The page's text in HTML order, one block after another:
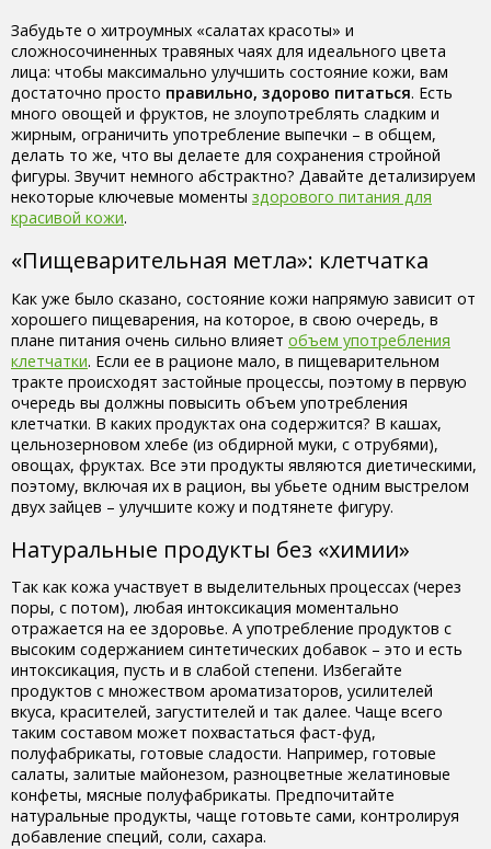
Забудьте о хитроумных «салатах красоты» и
сложносочиненных травяных чаях для идеального цвета
лица: чтобы максимально улучшить состояние кожи, вам
достаточно просто правильно, здорово питаться. Есть
много овощей и фруктов, не злоупотреблять сладким и
жирным, ограничить употребление выпечки – в общем,
делать то же, что вы делаете для сохранения стройной
фигуры. Звучит немного абстрактно? Давайте детализируем
некоторые ключевые моменты здорового питания для
красивой кожи.
«Пищеварительная метла»: клетчатка
Как уже было сказано, состояние кожи напрямую зависит от
хорошего пищеварения, на которое, в свою очередь, в
плане питания очень сильно влияет объем употребления
клетчатки. Если ее в рационе мало, в пищеварительном
тракте происходят застойные процессы, поэтому в первую
очередь вы должны повысить объем употребления
клетчатки. В каких продуктах она содержится? В кашах,
цельнозерновом хлебе (из обдирной муки, с отрубями),
овощах, фруктах. Все эти продукты являются диетическими,
поэтому, включая их в рацион, вы убьете одним выстрелом
двух зайцев – улучшите кожу и подтянете фигуру.
Натуральные продукты без «химии»
Так как кожа участвует в выделительных процессах (через
поры, с потом), любая интоксикация моментально
отражается на ее здоровье. А употребление продуктов с
высоким содержанием синтетических добавок – это и есть
интоксикация, пусть и в слабой степени. Избегайте
продуктов с множеством ароматизаторов, усилителей
вкуса, красителей, загустителей и так далее. Чаще всего
таким составом может похвастаться фаст-фуд,
полуфабрикаты, готовые сладости. Например, готовые
салаты, залитые майонезом, разноцветные желатиновые
конфеты, мясные полуфабрикаты. Предпочитайте
натуральные продукты, чаще готовьте сами, контролируя
добавление специй, соли, сахара.